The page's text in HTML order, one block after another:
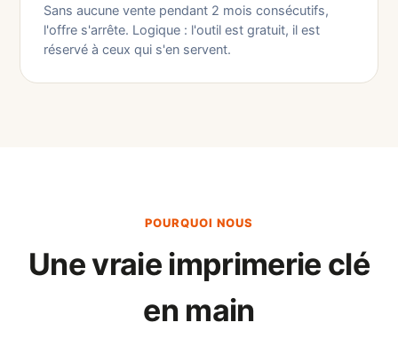
Sans aucune vente pendant 2 mois consécutifs,
l'offre s'arrête. Logique : l'outil est gratuit, il est
réservé à ceux qui s'en servent.
POURQUOI NOUS
Une vraie imprimerie clé
en main